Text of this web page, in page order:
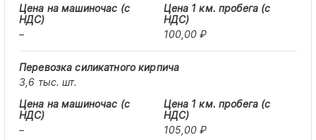
– 100,00 ₽
3,6 тыс. шт.
– 105,00 ₽